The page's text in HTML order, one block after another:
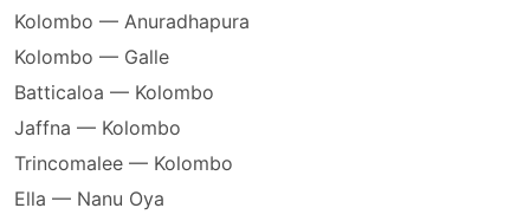
Kolombo — Anuradhapura
Kolombo — Galle
Batticaloa — Kolombo
Jaffna — Kolombo
Trincomalee — Kolombo
Ella — Nanu Oya